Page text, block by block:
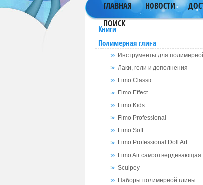
ГЛАВНАЯ НОВОСТИ
ПОИСК
Книги
Полимерная глина
Инструменты для
Лаки, гели и дополнения
Fimo Classic
Fimo Effect
Fimo Kids
Fimo Professional
Fimo Soft
Fimo Professional Doll Art
Fimo Air самоотвердевающая
Sculpey
Наборы полимерной глины